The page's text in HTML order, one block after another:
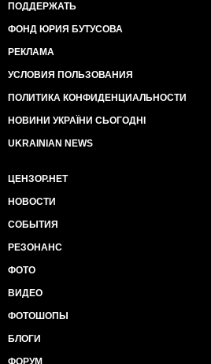
ПОДДЕРЖАТЬ
ФОНД ЮРИЯ БУТУСОВА
РЕКЛАМА
УСЛОВИЯ ПОЛЬЗОВАНИЯ
ПОЛИТИКА КОНФИДЕНЦИАЛЬНОСТИ
НОВИНИ УКРАЇНИ СЬОГОДНІ
UKRAINIAN NEWS
ЦЕНЗОР.НЕТ
НОВОСТИ
СОБЫТИЯ
РЕЗОНАНС
ФОТО
ВИДЕО
ФОТОШОПЫ
БЛОГИ
ФОРУМ